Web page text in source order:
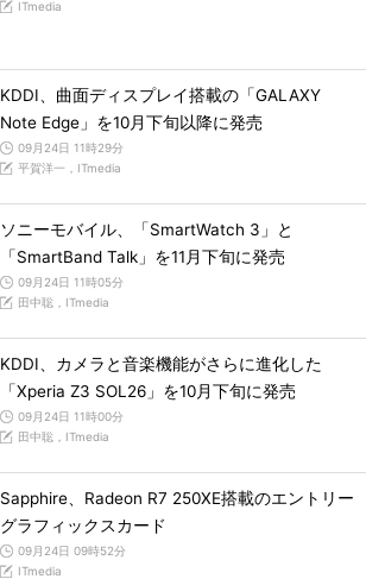
ITmedia
KDDI、曲面ディスプレイ搭載の「GALAXY
Note Edge」を10月下旬以降に発売
09月24日 11時29分
平賀洋一，ITmedia
ソニーモバイル、「SmartWatch 3」と
「SmartBand Talk」を11月下旬に発売
09月24日 11時05分
田中聡，ITmedia
KDDI、カメラと音楽機能がさらに進化した
「Xperia Z3 SOL26」を10月下旬に発売
09月24日 11時00分
田中聡，ITmedia
Sapphire、Radeon R7 250XE搭載のエントリー
グラフィックスカード
09月24日 09時52分
ITmedia